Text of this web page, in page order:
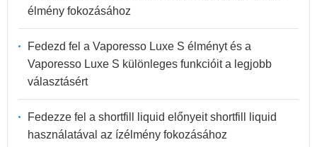
élmény fokozásához
Fedezd fel a Vaporesso Luxe S élményt és a
Vaporesso Luxe S különleges funkcióit a legjobb
választásért
Fedezze fel a shortfill liquid előnyeit shortfill liquid
használatával az ízélmény fokozásához